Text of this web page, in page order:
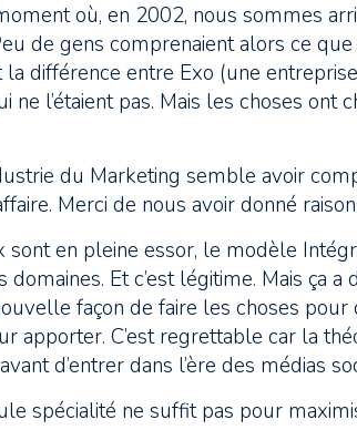
où, en 2002, nous sommes
de gens comprenaient alors ce que
différence entre Exo (une
l’étaient pas. Mais les choses ont
du Marketing semble avoir
Merci de nous avoir donné raison.
sont en pleine essor, le modèle
Et c’est légitime. Mais ça
façon de faire les choses
C’est regrettable car la
d’entrer dans l’ère des médias
spécialité ne suffit pas pour